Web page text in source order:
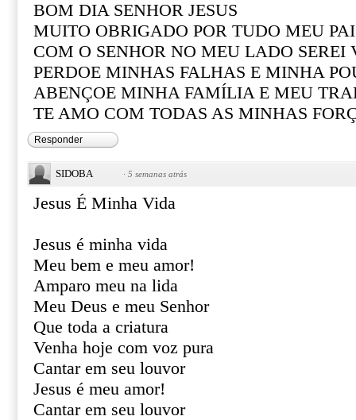
BOM DIA SENHOR JESUS
MUITO OBRIGADO POR TUDO MEU PAI
COM O SENHOR NO MEU LADO SEREI
PERDOE MINHAS FALHAS E MINHA
ABENÇOE MINHA FAMÍLIA E MEU
TE AMO COM TODAS AS MINHAS
Responder
SIDOBA · 5 semanas atrás
Jesus É Minha Vida
Jesus é minha vida
Meu bem e meu amor!
Amparo meu na lida
Meu Deus e meu Senhor
Que toda a criatura
Venha hoje com voz pura
Cantar em seu louvor
Jesus é meu amor!
Cantar em seu louvor